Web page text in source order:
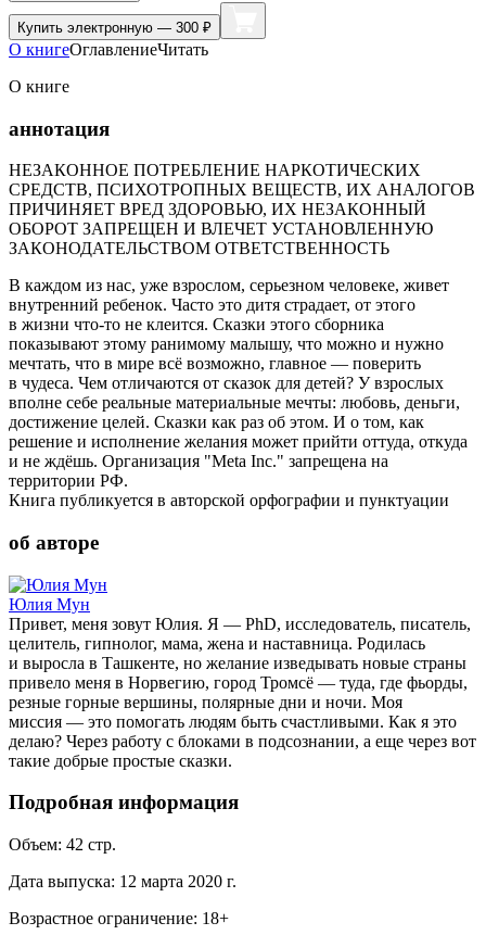
Купить электронную — 300 ₽
О книгеОглавлениеЧитать
О книге
аннотация
НЕЗАКОННОЕ ПОТРЕБЛЕНИЕ НАРКОТИЧЕСКИХ
СРЕДСТВ, ПСИХОТРОПНЫХ ВЕЩЕСТВ, ИХ АНАЛОГОВ
ПРИЧИНЯЕТ ВРЕД ЗДОРОВЬЮ, ИХ НЕЗАКОННЫЙ
ОБОРОТ ЗАПРЕЩЕН И ВЛЕЧЕТ УСТАНОВЛЕННУЮ
ЗАКОНОДАТЕЛЬСТВОМ ОТВЕТСТВЕННОСТЬ
В каждом из нас, уже взрослом, серьезном человеке, живет
внутренний ребенок. Часто это дитя страдает, от этого
в жизни что-то не клеится. Сказки этого сборника
показывают этому ранимому малышу, что можно и нужно
мечтать, что в мире всё возможно, главное — поверить
в чудеса. Чем отличаются от сказок для детей? У взрослых
вполне себе реальные материальные мечты: любовь, деньги,
достижение целей. Сказки как раз об этом. И о том, как
решение и исполнение желания может прийти оттуда, откуда
и не ждёшь. Организация "Meta Inc." запрещена на
территории РФ.
Книга публикуется в авторской орфографии и пунктуации
об авторе
Юлия Мун
Привет, меня зовут Юлия. Я — PhD, исследователь, писатель,
целитель, гипнолог, мама, жена и наставница. Родилась
и выросла в Ташкенте, но желание изведывать новые страны
привело меня в Норвегию, город Тромсё — туда, где фьорды,
резные горные вершины, полярные дни и ночи. Моя
миссия — это помогать людям быть счастливыми. Как я это
делаю? Через работу с блоками в подсознании, а еще через вот
такие добрые простые сказки.
Подробная информация
Объем: 42 стр.
Дата выпуска: 12 марта 2020 г.
Возрастное ограничение: 18+